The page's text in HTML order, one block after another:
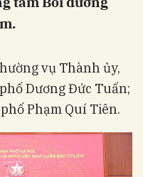
vụ Thành ủy,
Dương Đức Tuấn;
Phạm Quí Tiên.